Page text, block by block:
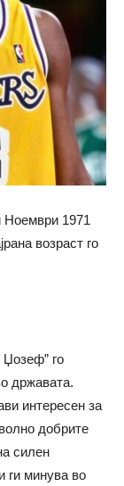
1971
возраст го
го
државата.
интересен за
добрите
силен
ги минува во